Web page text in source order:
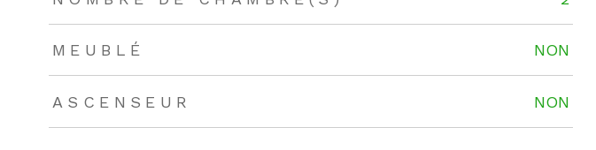
MEUBLÉ NON
ASCENSEUR NON